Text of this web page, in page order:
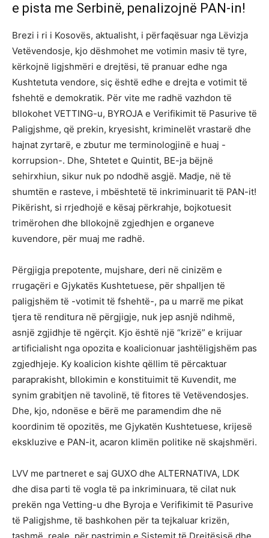
e pista me Serbinë, penalizojnë PAN-in!
Brezi i ri i Kosovës, aktualisht, i përfaqësuar nga Lëvizja
Vetëvendosje, kjo dëshmohet me votimin masiv të tyre,
kërkojnë ligjshmëri e drejtësi, të pranuar edhe nga
Kushtetuta vendore, siç është edhe e drejta e votimit të
fshehtë e demokratik. Për vite me radhë vazhdon të
bllokohet VETTING-u, BYROJA e Verifikimit të Pasurive të
Paligjshme, që prekin, kryesisht, kriminelët vrastarë dhe
hajnat zyrtarë, e zbutur me terminologjinë e huaj -
korrupsion-. Dhe, Shtetet e Quintit, BE-ja bëjnë
sehirxhiun, sikur nuk po ndodhë asgjë. Madje, në të
shumtën e rasteve, i mbështetë të inkriminuarit të PAN-it!
Pikërisht, si rrjedhojë e kësaj përkrahje, bojkotuesit
trimërohen dhe bllokojnë zgjedhjen e organeve
kuvendore, për muaj me radhë.
Përgjigja prepotente, mujshare, deri në cinizëm e
rrugaçëri e Gjykatës Kushtetuese, për shpalljen të
paligjshëm të -votimit të fshehtë-, pa u marrë me pikat
tjera të renditura në përgjigje, nuk jep asnjë ndihmë,
asnjë zgjidhje të ngërçit. Kjo është një “krizë” e krijuar
artificialisht nga opozita e koalicionuar jashtëligjshëm pas
zgjedhjeje. Ky koalicion kishte qëllim të përcaktuar
paraprakisht, bllokimin e konstituimit të Kuvendit, me
synim grabitjen në tavolinë, të fitores të Vetëvendosjes.
Dhe, kjo, ndonëse e bërë me paramendim dhe në
koordinim të opozitës, me Gjykatën Kushtetuese, krijesë
ekskluzive e PAN-it, acaron klimën politike në skajshmëri.
LVV me partneret e saj GUXO dhe ALTERNATIVA, LDK
dhe disa parti të vogla të pa inkriminuara, të cilat nuk
prekën nga Vetting-u dhe Byroja e Verifikimit të Pasurive
të Paligjshme, të bashkohen për ta tejkaluar krizën,